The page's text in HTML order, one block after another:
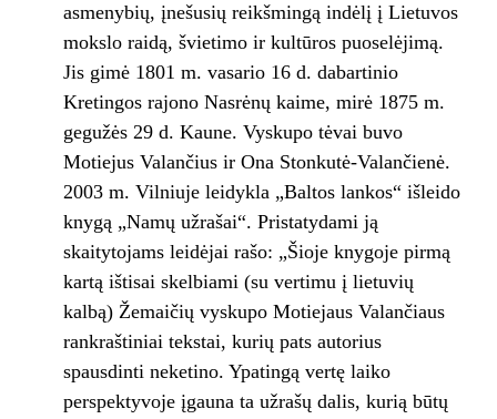
asmenybių, įnešusių reikšmingą indėlį į Lietuvos
mokslo raidą, švietimo ir kultūros puoselėjimą.
Jis gimė 1801 m. vasario 16 d. dabartinio
Kretingos rajono Nasrėnų kaime, mirė 1875 m.
gegužės 29 d. Kaune. Vyskupo tėvai buvo
Motiejus Valančius ir Ona Stonkutė-Valančienė.
2003 m. Vilniuje leidykla „Baltos lankos“ išleido
knygą „Namų užrašai“. Pristatydami ją
skaitytojams leidėjai rašo: „Šioje knygoje pirmą
kartą ištisai skelbiami (su vertimu į lietuvių
kalbą) Žemaičių vyskupo Motiejaus Valančiaus
rankraštiniai tekstai, kurių pats autorius
spausdinti neketino. Ypatingą vertę laiko
perspektyvoje įgauna ta užrašų dalis, kurią būtų